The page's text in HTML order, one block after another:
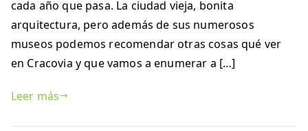
cada año que pasa. La ciudad vieja, bonita
arquitectura, pero además de sus numerosos
museos podemos recomendar otras cosas qué ver
en Cracovia y que vamos a enumerar a […]
Leer más